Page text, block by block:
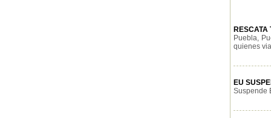
RESCATA
Puebla,
quienes
EU
Suspende